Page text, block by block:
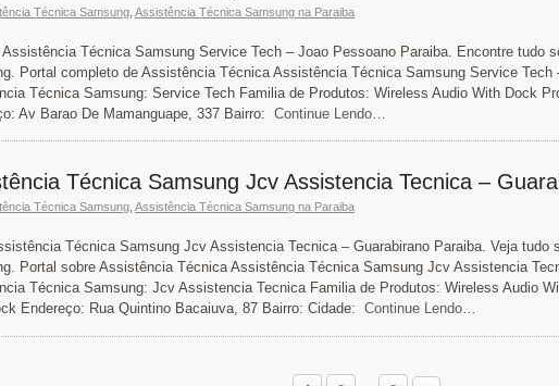
Técnica Samsung Assistência Técnica Samsung na Paraiba
Assistência Técnica Samsung Service Tech – Joao Pessoano Paraiba. Encontre tudo
Portal completo de Assistência Técnica Assistência Técnica Samsung Service Tech
Técnica Samsung: Service Tech Familia de Produtos: Wireless Audio With Dock
Av Barao De Mamanguape, 337 Bairro: Continue Lendo…
Técnica Samsung Jcv Assistencia Tecnica –
Técnica Samsung Assistência Técnica Samsung na Paraiba
Técnica Samsung Jcv Assistencia Tecnica – Guarabirano Paraiba. Veja tudo
Portal sobre Assistência Técnica Assistência Técnica Samsung Jcv Assistencia
Técnica Samsung: Jcv Assistencia Tecnica Familia de Produtos: Wireless Audio
Endereço: Rua Quintino Bacaiuva, 87 Bairro: Cidade: Continue Lendo…